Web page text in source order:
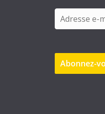
d
e
s
Abonnez-